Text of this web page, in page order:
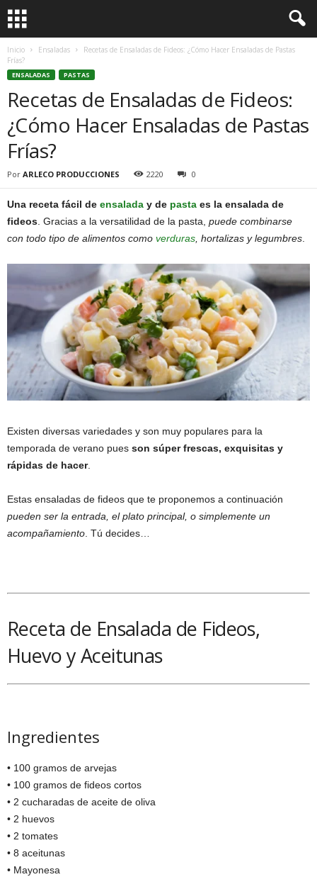
Inicio Ensaladas
Recetas de Ensaladas de Fideos: ¿Cómo Hacer Ensaladas de Pastas
Frías?
ENSALADAS PASTAS
Recetas de Ensaladas de Fideos:
¿Cómo Hacer Ensaladas de Pastas
Frías?
Por ARLECO PRODUCCIONES 2220 0
Una receta fácil de ensalada y de pasta es la ensalada de
fideos . Gracias a la versatilidad de la pasta, puede combinarse
con todo tipo de alimentos como verduras , hortalizas y legumbres
Existen diversas variedades y son muy populares para la
temporada de verano pues son súper frescas, exquisitas y
rápidas de hacer.
Estas ensaladas de fideos que te proponemos a continuación
pueden ser la entrada, el plato principal, o simplemente un
acompañamiento . Tú decides…
Receta de Ensalada de Fideos,
Huevo y Aceitunas
Ingredientes
• 100 gramos de arvejas
• 100 gramos de fideos cortos
• 2 cucharadas de aceite de oliva
• 2 huevos
• 2 tomates
• 8 aceitunas
• Mayonesa